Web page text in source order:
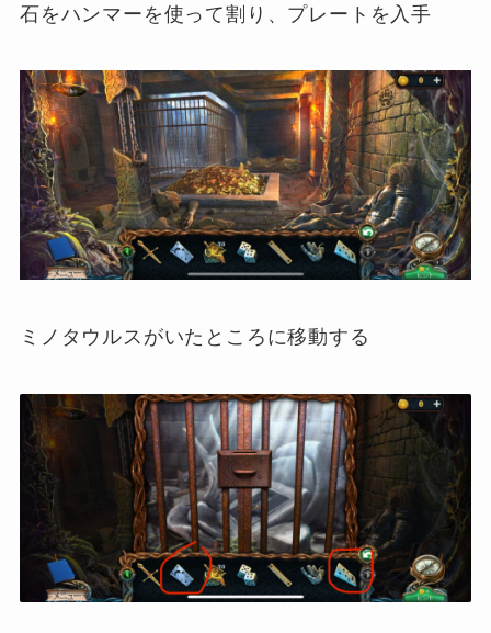
石をハンマーを使って割り、プレートを入手
ミノタウルスがいたところに移動する